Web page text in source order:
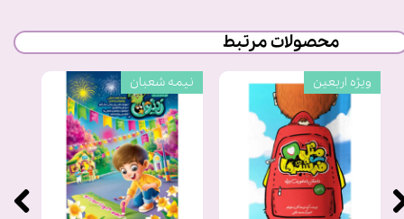
محصولات مرتبط
نیمه شعبان ویژه اربعین